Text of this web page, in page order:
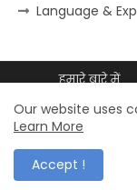
Language &
हमारे बारे में
© 2026 डॉ.
Our website uses
Learn More
Accept !